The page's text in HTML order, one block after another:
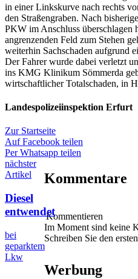
in einer Linkskurve nach rechts
den Straßengraben. Nach
PKW im Anschluss überschlagen
angrenzenden Feld zum Stehen
weiterhin Sachschaden aufgrund
Der Fahrer wurde dabei verletzt
ins KMG Klinikum Sömmerda
wirtschaftlicher Totalschaden, in
Landespolizeiinspektion Erfurt
Zur Startseite
Auf Facebook teilen
Per Whatsapp teilen
nächster
Artikel
Diesel
entwendet
bei
geparktem
Lkw
Kommentare
Kommentieren
Im Moment sind keine
Schreiben Sie den
Werbung